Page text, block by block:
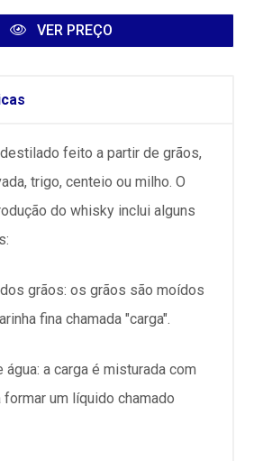
VER PREÇO
feito a partir de grãos,
trigo, centeio ou milho. O
do whisky inclui alguns
grãos: os grãos são moídos
fina chamada "carga".
água: a carga é misturada com
formar um líquido chamado